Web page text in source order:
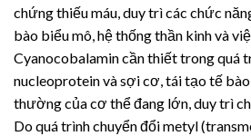
chứng thiếu máu, duy trì các chức
bào biểu mô, hệ thống thần kinh và
Cyanocobalamin cần thiết trong quá
nucleoprotein và sợi cơ, tái tạo tế
thường của cơ thể đang lớn, duy trì
Do quá trình chuyển đổi metyl